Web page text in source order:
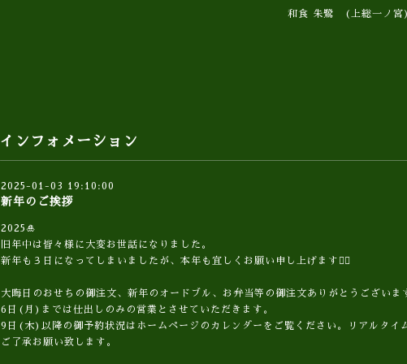
和食 朱鷺 (上総一ノ宮)
インフォメーション
2025-01-03 19:10:00
新年のご挨拶
2025🎍
旧年中は皆々様に大変お世話になりました。
新年も３日になってしまいましたが、本年も宜しくお願い申し上げます🙇‍♀️
大晦日のおせちの御注文、新年のオードブル、お弁当等の御注文ありがとうございま
6日(月)までは仕出しのみの営業とさせていただきます。
9日(木)以降の御予約状況はホームページのカレンダーをご覧ください。リアルタイ
ご了承お願い致します。